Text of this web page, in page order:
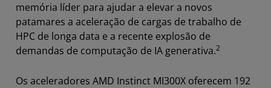
memória líder para ajudar a elevar a novos
patamares a aceleração de cargas de trabalho de
HPC de longa data e a recente explosão de
demandas de computação de IA generativa.2
Os aceleradores AMD Instinct MI300X oferecem 192